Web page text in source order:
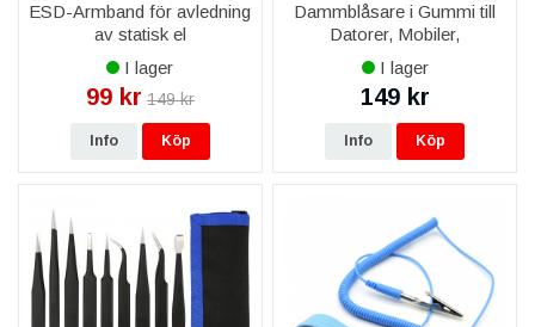
ESD-Armband för avledning
av statisk el
I lager
99 kr 149 kr
Info Köp
Dammblåsare i Gummi till
Datorer, Mobiler,
Kameralins
I lager
149 kr
Info Köp